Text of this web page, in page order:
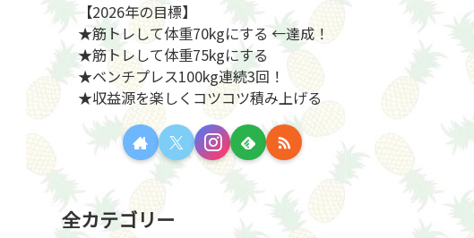
【2026年の目標】
★筋トレして体重70kgにする ←達成！
★筋トレして体重75kgにする
★ベンチプレス100kg連続3回！
★収益源を楽しくコツコツ積み上げる
全カテゴリー